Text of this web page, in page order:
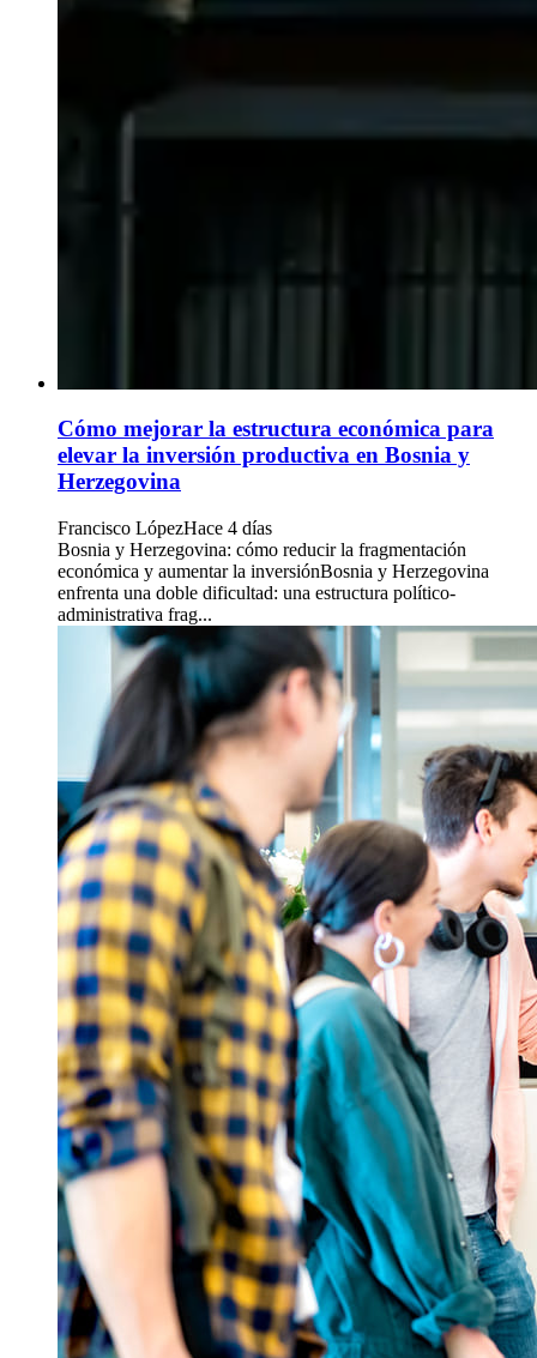
Cómo mejorar la estructura económica para
elevar la inversión productiva en Bosnia y
Herzegovina
Francisco LópezHace 4 días
Bosnia y Herzegovina: cómo reducir la fragmentación
económica y aumentar la inversiónBosnia y Herzegovina
enfrenta una doble dificultad: una estructura político-
administrativa frag...